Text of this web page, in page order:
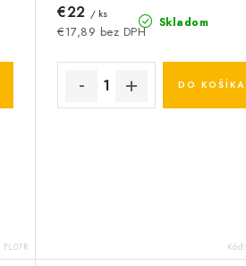
FL07R
Skladom
€17,89 bez DPH
€22 / ks
DO KOŠÍKA
Kód: